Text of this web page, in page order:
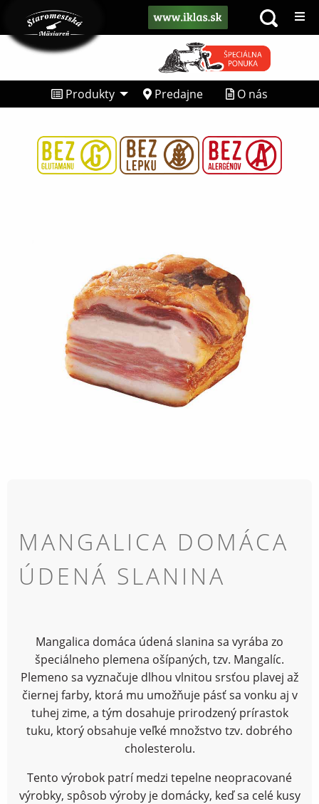
Produkty Predajne O nás
MANGALICA DOMÁCA
ÚDENÁ SLANINA
Mangalica domáca údená slanina sa vyrába zo
špeciálneho plemena ošípaných, tzv. Mangalíc.
Plemeno sa vyznačuje dlhou vlnitou srsťou plavej až
čiernej farby, ktorá mu umožňuje pásť sa vonku aj v
tuhej zime, a tým dosahuje prirodzený prírastok
tuku, ktorý obsahuje veľké množstvo tzv. dobrého
cholesterolu.
Tento výrobok patrí medzi tepelne neopracované
výrobky, spôsob výroby je domácky, keď sa celé kusy